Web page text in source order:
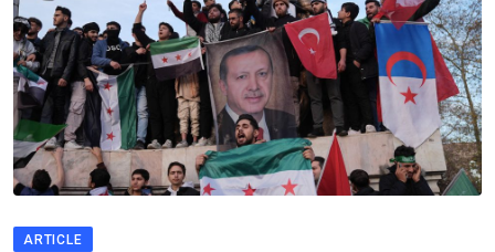
ARTICLE